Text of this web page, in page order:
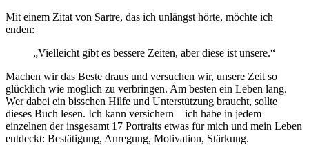
Mit einem Zitat von Sartre, das ich unlängst hörte, möchte ich
enden:
„Vielleicht gibt es bessere Zeiten, aber diese ist unsere.“
Machen wir das Beste draus und versuchen wir, unsere Zeit so
glücklich wie möglich zu verbringen. Am besten ein Leben lang.
Wer dabei ein bisschen Hilfe und Unterstützung braucht, sollte
dieses Buch lesen. Ich kann versichern – ich habe in jedem
einzelnen der insgesamt 17 Portraits etwas für mich und mein Leben
entdeckt: Bestätigung, Anregung, Motivation, Stärkung.